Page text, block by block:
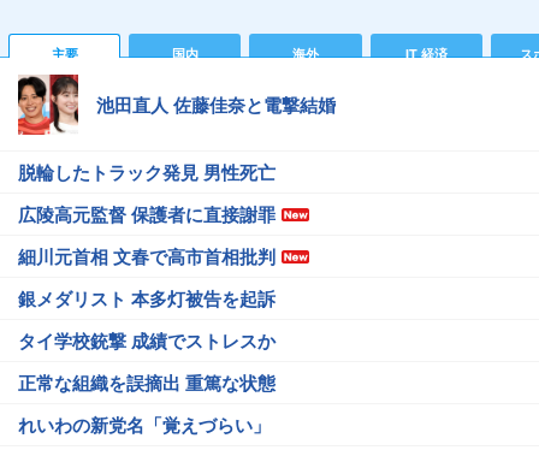
主要 国内 海外 IT 経済 ス
池田直人 佐藤佳奈と電撃結婚
脱輪したトラック発見 男性死亡
広陵高元監督 保護者に直接謝罪
細川元首相 文春で高市首相批判
銀メダリスト 本多灯被告を起訴
タイ学校銃撃 成績でストレスか
正常な組織を誤摘出 重篤な状態
れいわの新党名「覚えづらい」